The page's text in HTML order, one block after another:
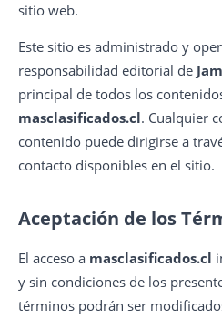
sitio web.
Este sitio es administrado y
responsabilidad editorial de
principal de todos los
masclasificados.cl. Cualquier
contenido puede dirigirse a
contacto disponibles en el sitio.
Aceptación de los
El acceso a masclasificados.cl
y sin condiciones de los
términos podrán ser